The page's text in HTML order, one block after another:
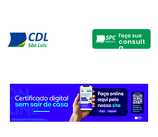
Faça sua
consult
a